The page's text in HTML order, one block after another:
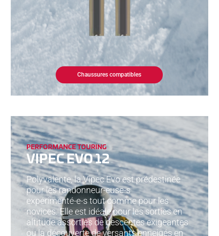
Chaussures compatibles
PERFORMANCE TOURING
VIPEC EVO 12
Polyvalente, la Vipec Evo est prédestinée
pour les randonneur-euse-s
expérimenté-e-s tout comme pour les
novices. Elle est idéale pour les sorties en
altitude assorties de descentes exigeantes
ou la découverte de versants enneigés en